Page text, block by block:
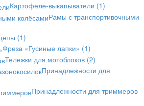
Картофеле-выкапыватели (1)
Рамы с транспортивочными
(1)
Фреза «Гусиные лапки» (1)
Тележки для мотоблоков (2)
Принадлежности для
Принадлежности для триммеров